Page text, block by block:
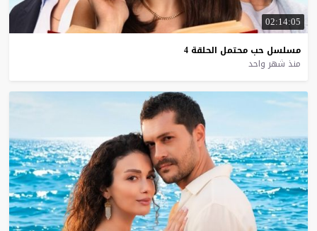
02:14:05
مسلسل حب محتمل الحلقة 4
منذ شهر واحد